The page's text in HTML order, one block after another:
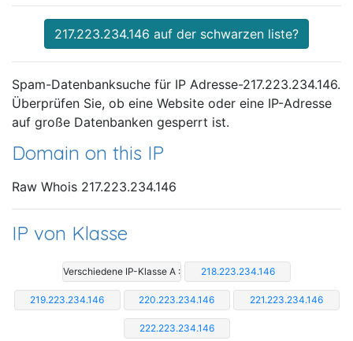
217.223.234.146 auf der schwarzen liste?
Spam-Datenbanksuche für IP Adresse-217.223.234.146.
Überprüfen Sie, ob eine Website oder eine IP-Adresse
auf große Datenbanken gesperrt ist.
Domain on this IP
Raw Whois 217.223.234.146
IP von Klasse
Verschiedene IP-Klasse A : 218.223.234.146
219.223.234.146 220.223.234.146 221.223.234.146
222.223.234.146